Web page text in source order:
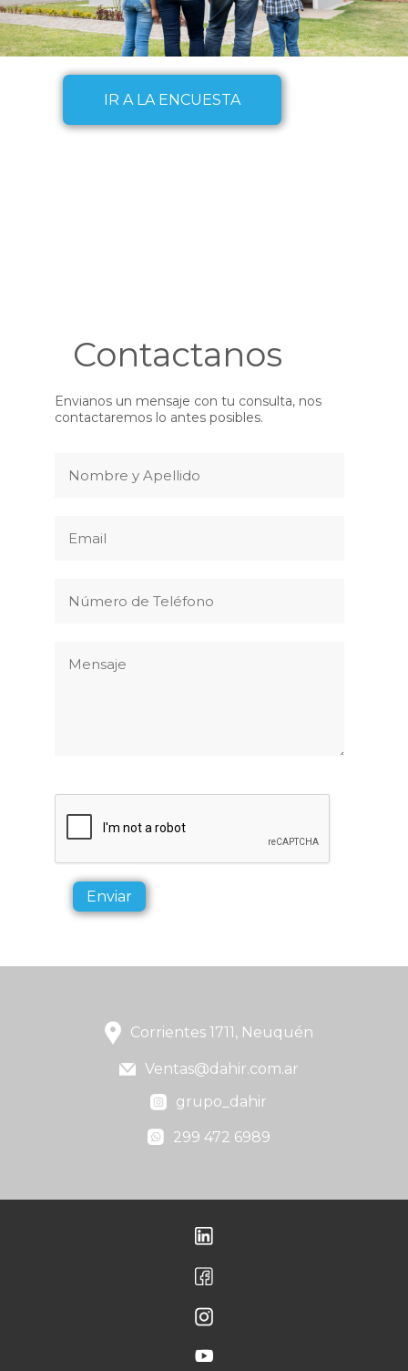
IR A LA ENCUESTA
Contactanos
Envianos un mensaje con tu consulta, nos
contactaremos lo antes posibles.
Enviar
Corrientes 1711, Neuquén
Ventas@dahir.com.ar
grupo_dahir
299 472 6989